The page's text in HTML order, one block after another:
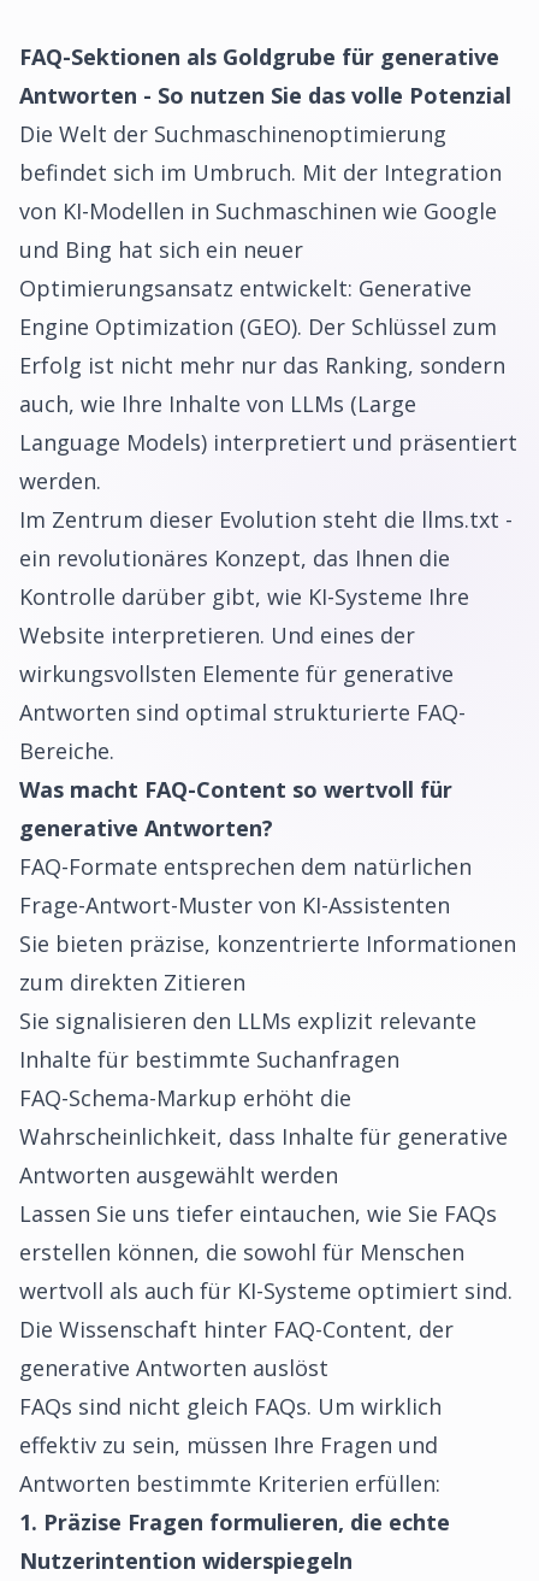
FAQ-Sektionen als Goldgrube für generative
Antworten - So nutzen Sie das volle Potenzial
Die Welt der Suchmaschinenoptimierung
befindet sich im Umbruch. Mit der Integration
von KI-Modellen in Suchmaschinen wie Google
und Bing hat sich ein neuer
Optimierungsansatz entwickelt: Generative
Engine Optimization (GEO). Der Schlüssel zum
Erfolg ist nicht mehr nur das Ranking, sondern
auch, wie Ihre Inhalte von LLMs (Large
Language Models) interpretiert und präsentiert
werden.
Im Zentrum dieser Evolution steht die llms.txt -
ein revolutionäres Konzept, das Ihnen die
Kontrolle darüber gibt, wie KI-Systeme Ihre
Website interpretieren. Und eines der
wirkungsvollsten Elemente für generative
Antworten sind optimal strukturierte FAQ-
Bereiche.
Was macht FAQ-Content so wertvoll für
generative Antworten?
FAQ-Formate entsprechen dem natürlichen
Frage-Antwort-Muster von KI-Assistenten
Sie bieten präzise, konzentrierte Informationen
zum direkten Zitieren
Sie signalisieren den LLMs explizit relevante
Inhalte für bestimmte Suchanfragen
FAQ-Schema-Markup erhöht die
Wahrscheinlichkeit, dass Inhalte für generative
Antworten ausgewählt werden
Lassen Sie uns tiefer eintauchen, wie Sie FAQs
erstellen können, die sowohl für Menschen
wertvoll als auch für KI-Systeme optimiert sind.
Die Wissenschaft hinter FAQ-Content, der
generative Antworten auslöst
FAQs sind nicht gleich FAQs. Um wirklich
effektiv zu sein, müssen Ihre Fragen und
Antworten bestimmte Kriterien erfüllen:
1. Präzise Fragen formulieren, die echte
Nutzerintention widerspiegeln